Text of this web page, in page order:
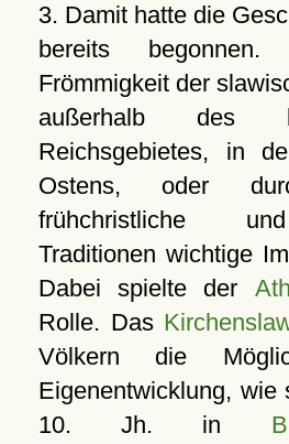
3. Damit hatte die
bereits
Frömmigkeit der
außerhalb des
Reichsgebietes, in
Ostens, oder
frühchristliche
Traditionen wichtige
Dabei spielte der
Rolle. Das
Völkern die
Eigenentwicklung, wie
10. Jh. in